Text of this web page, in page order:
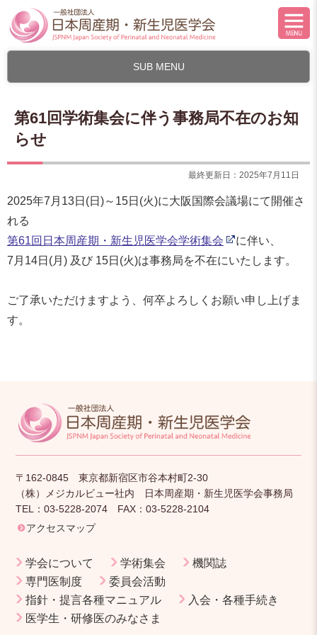
SUB MENU
第61回学術集会に伴う事務局不在のお知
らせ
最終更新日：2025年7月11日
2025年7月13日(日)～15日(火)に大阪国際会議場にて開催さ
れる
第61回日本周産期・新生児医学会学術集会
に伴い、
7月14日(月) 及び 15日(火)は事務局を不在にいたします。
ご了承いただけますよう、何卒よろしくお願い申し上げま
す。
〒162-0845 東京都新宿区市谷本村町2-30
（株）メジカルビュー社内 日本周産期・新生児医学会事務局
TEL：03-5228-2074 FAX：03-5228-2104
アクセスマップ
学会について 学術集会
機関誌
専門医制度
委員会活動
指針・提言各種マニュアル
入会・各種手続き
医学生・研修医のみなさま